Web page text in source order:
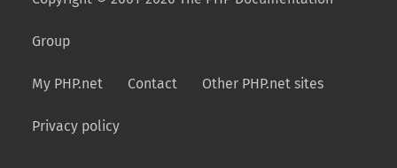
Group
My PHP.net Contact Other PHP.net sites
Privacy policy